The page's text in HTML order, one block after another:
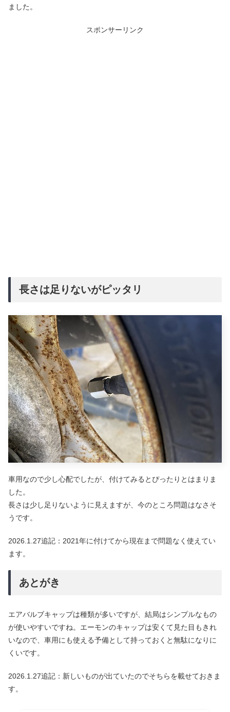
ました。
スポンサーリンク
長さは足りないがピッタリ
車用なので少し心配でしたが、付けてみるとぴったりとはまりま
した。
長さは少し足りないように見えますが、今のところ問題はなさそ
うです。
2026.1.27追記：2021年に付けてから現在まで問題なく使えてい
ます。
あとがき
エアバルブキャップは種類が多いですが、結局はシンプルなもの
が使いやすいですね。エーモンのキャップは安くて見た目もきれ
いなので、車用にも使える予備として持っておくと無駄になりに
くいです。
2026.1.27追記：新しいものが出ていたのでそちらを載せておきま
す。